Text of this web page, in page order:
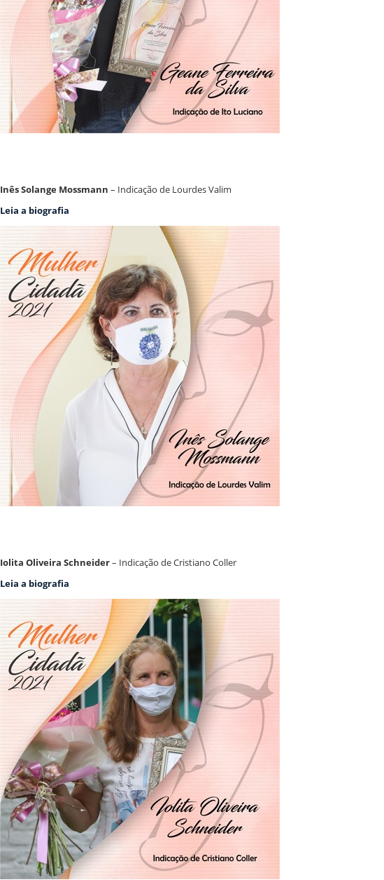
Inês Solange Mossmann – Indicação de Lourdes Valim
Leia a biografia
Iolita Oliveira Schneider– Indicação de Cristiano Coller
Leia a biografia